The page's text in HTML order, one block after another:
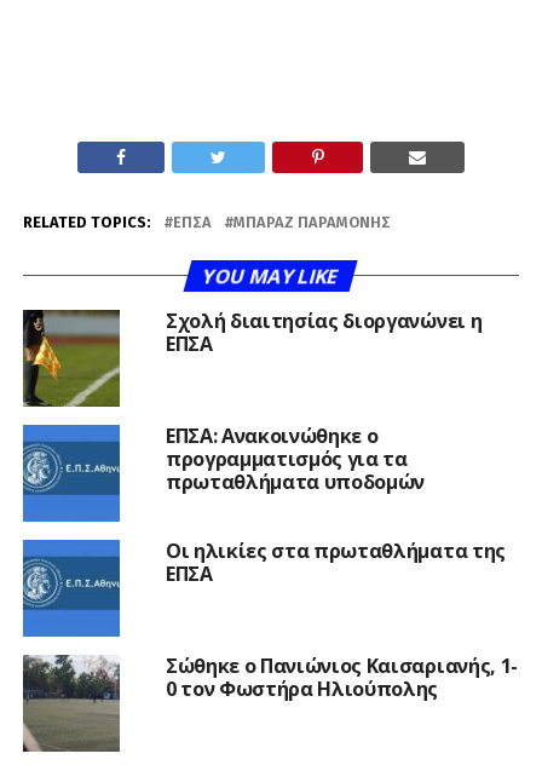
RELATED TOPICS: ΕΠΣΑ ΜΠΑΡΑΖ ΠΑΡΑΜΟΝΉΣ
YOU MAY LIKE
Σχολή διαιτησίας διοργανώνει η
ΕΠΣΑ
ΕΠΣΑ: Ανακοινώθηκε ο
προγραμματισμός για τα
πρωταθλήματα υποδομών
Οι ηλικίες στα πρωταθλήματα της
ΕΠΣΑ
Σώθηκε ο Πανιώνιος Καισαριανής, 1-
0 τον Φωστήρα Ηλιούπολης